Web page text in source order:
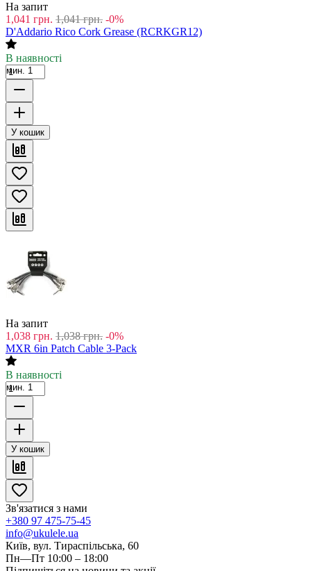
На запит
1,041 грн. 1,041 грн. -0%
D'Addario Rico Cork Grease (RCRKGR12)
В наявності
мин. 1
У кошик
На запит
1,038 грн. 1,038 грн. -0%
MXR 6in Patch Cable 3-Pack
В наявності
мин. 1
У кошик
Зв'язатися з нами
+380 97 475-75-45
info@ukulele.ua
Київ, вул. Тираспільська, 60
Пн—Пт 10:00 – 18:00